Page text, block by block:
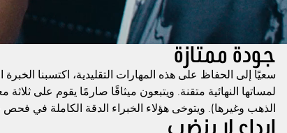
جودة ممتازة
سعيًا إلى الحفاظ على هذه المهارات التقليدية، اكتسبنا
لمساتها النهائية متقنة. ويتبعون ميثاقًا صارمًا يقوم على
الذهب وغيرها). ويتوخى هؤلاء الخبراء الدقة الكاملة في